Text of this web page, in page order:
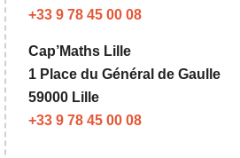
+33 9 78 45 00 08
Cap’Maths Lille
1 Place du Général de Gaulle
59000 Lille
+33 9 78 45 00 08